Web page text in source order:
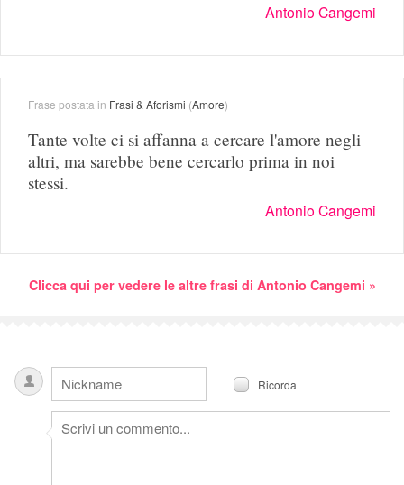
Antonio Cangemi
Frase postata in Frasi & Aforismi (Amore)
Tante volte ci si affanna a cercare l'amore negli
altri, ma sarebbe bene cercarlo prima in noi
stessi.
Antonio Cangemi
Clicca qui per vedere le altre frasi di Antonio Cangemi »
Ricorda